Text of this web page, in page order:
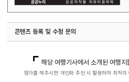
콘텐츠 등록 및 수정 문의
해당 여행기사에서 소개된 여행
평가를 해주시면 개인화 추천 시 활용하여 최적의